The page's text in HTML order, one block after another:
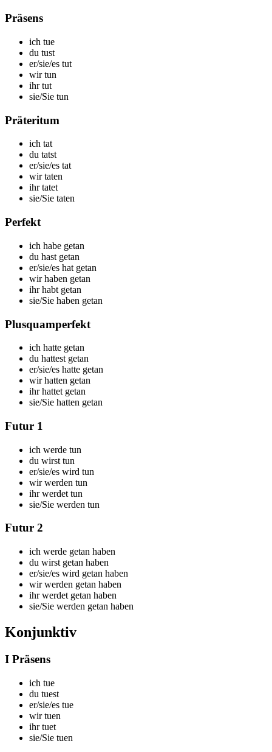
Präsens
ich tue
du tust
er/sie/es tut
wir tun
ihr tut
sie/Sie tun
Präteritum
ich tat
du tatst
er/sie/es tat
wir taten
ihr tatet
sie/Sie taten
Perfekt
ich habe getan
du hast getan
er/sie/es hat getan
wirhaben getan
ihrhabt getan
sie/Sie haben getan
Plusquamperfekt
ich hatte getan
du hattest getan
er/sie/es hatte getan
wirhatten getan
ihrhattet getan
sie/Sie hatten getan
Futur 1
ich werde tun
du wirst tun
er/sie/es wird tun
wirwerden tun
ihrwerdet tun
sie/Sie werden tun
Futur 2
ich werde getan haben
du wirst getan haben
er/sie/es wird getan haben
wirwerden getan haben
ihrwerdet getan haben
sie/Sie werden getan haben
Konjunktiv
I Präsens
ich tue
du tuest
er/sie/es tue
wir tuen
ihr tuet
sie/Sie tuen